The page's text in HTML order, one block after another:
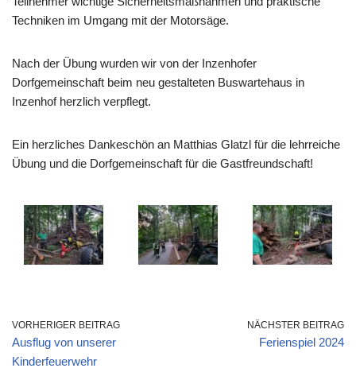
Techniken im Umgang mit der Motorsäge.
Nach der Übung wurden wir von der Inzenhofer
Dorfgemeinschaft beim neu gestalteten Buswartehaus in
Inzenhof herzlich verpflegt.
Ein herzliches Dankeschön an Matthias Glatzl für die lehrreiche
Übung und die Dorfgemeinschaft für die Gastfreundschaft!
VORHERIGER BEITRAG
Ausflug von unserer
Kinderfeuerwehr
NÄCHSTER BEITRAG
Ferienspiel 2024